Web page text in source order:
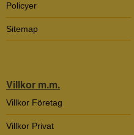
Policyer
Sitemap
Villkor m.m.
Villkor Företag
Villkor Privat